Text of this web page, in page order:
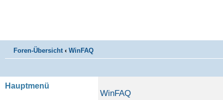
Foren-Übersicht ‹ WinFAQ
WinFAQ
Hauptmenü